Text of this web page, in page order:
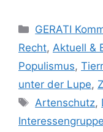
K
a
e
g
o
r
GERATI
Recht, Aktuell &
Populismus,
unter der Lupe,
S
Artenschutz,